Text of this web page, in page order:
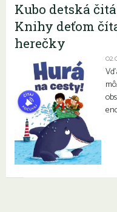
Kubo detská
Knihy deťom
herečky